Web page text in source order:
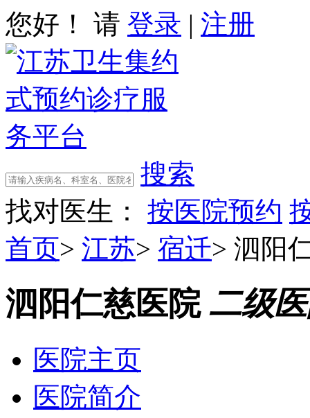
您好！ 请 登录 | 注册
搜索
找对医生：
按医院预约
首页> 江苏> 宿迁> 泗阳
泗阳仁慈医院 二级
医院主页
医院简介